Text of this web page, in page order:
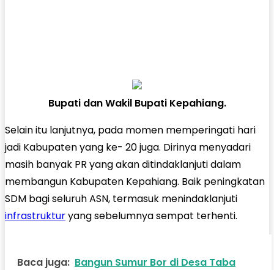
Bupati dan Wakil Bupati Kepahiang.
Selain itu lanjutnya, pada momen memperingati hari
jadi Kabupaten yang ke- 20 juga. Dirinya menyadari
masih banyak PR yang akan ditindaklanjuti dalam
membangun Kabupaten Kepahiang. Baik peningkatan
SDM bagi seluruh ASN, termasuk menindaklanjuti
infrastrukturyang sebelumnya sempat terhenti.
Baca juga: Bangun Sumur Bor di Desa Taba